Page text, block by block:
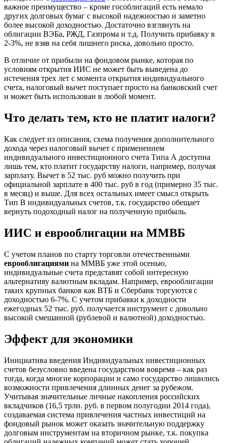
важное преимущество – кроме гособлигаций есть немало
других долговых бумаг с высокой надежностью и заметно
более высокой доходностью. Достаточно взглянуть на
облигации ВЭБа, РЖД, Газпрома и т.д. Получить прибавку в
2-3%, не взяв на себя лишнего риска, довольно просто.
В отличие от прибыли на фондовом рынке, которая по
условиям открытия ИИС не может быть выведена до
истечения трех лет с момента открытия индивидуального
счета, налоговый вычет поступает просто на банковский счет
и может быть использован в любой момент.
Что делать тем, кто не платит налоги?
Как следует из описания, схема получения дополнительного
дохода через налоговый вычет с применением
индивидуального инвестиционного счета Типа А доступна
лишь тем, кто платит государству налоги, например, получая
зарплату. Вычет в 52 тыс. руб можно получить при
официальной зарплате в 400 тыс. руб в год (примерно 35 тыс.
в месяц) и выше. Для всех остальных имеет смысл открыть
Тип В индивидуальных счетов, т.к. государство обещает
вернуть подоходный налог на полученную прибыль.
ИИС и еврооблигации на ММВБ
С учетом планов по старту торговли отечественными
еврооблигациями на ММВБ уже этой осенью,
индивидуальные счета представят собой интересную
альтернативу валютным вкладам. Например, еврооблигации
таких крупных банков как ВТБ и Сбербанк торгуются с
доходностью 6-7%. С учетом прибавки к доходности
ежегодных 52 тыс. руб. получается инструмент с довольно
высокой смешанной (рублевой и валютной) доходностью.
Эффект для экономики
Инициатива введения Индивидуальных инвестиционных
счетов безусловно введена государством вовремя – как раз
тогда, когда многие корпорации и само государство лишились
возможности привлечения длинных денег за рубежом.
Учитывая значительные личные накопления российских
вкладчиков (16,5 трлн. руб. в первом полугодии 2014 года),
создаваемая система привлечения частных инвестиций на
фондовый рынок может оказать значительную поддержку
долговым инструментам на вторичном рынке, т.к. покупка